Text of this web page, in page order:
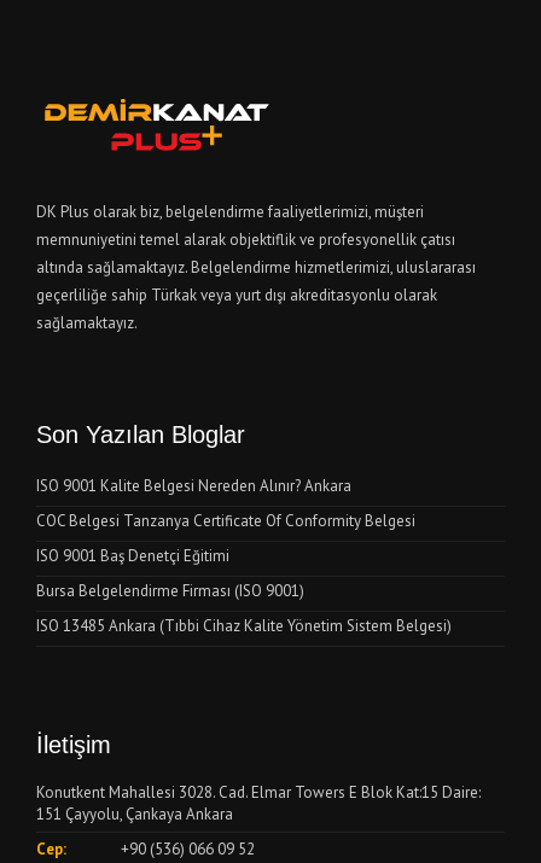
DK Plus olarak biz, belgelendirme faaliyetlerimizi, müşteri
memnuniyetini temel alarak objektiflik ve profesyonellik çatısı
altında sağlamaktayız. Belgelendirme hizmetlerimizi, uluslararası
geçerliliğe sahip Türkak veya yurt dışı akreditasyonlu olarak
sağlamaktayız.
Son Yazılan Bloglar
ISO 9001 Kalite Belgesi Nereden Alınır? Ankara
COC Belgesi Tanzanya Certificate Of Conformity Belgesi
ISO 9001 Baş Denetçi Eğitimi
Bursa Belgelendirme Firması (ISO 9001)
ISO 13485 Ankara (Tıbbi Cihaz Kalite Yönetim Sistem Belgesi)
İletişim
Konutkent Mahallesi 3028. Cad. Elmar Towers E Blok Kat:15 Daire:
151 Çayyolu, Çankaya Ankara
Cep:
+90 (536) 066 09 52